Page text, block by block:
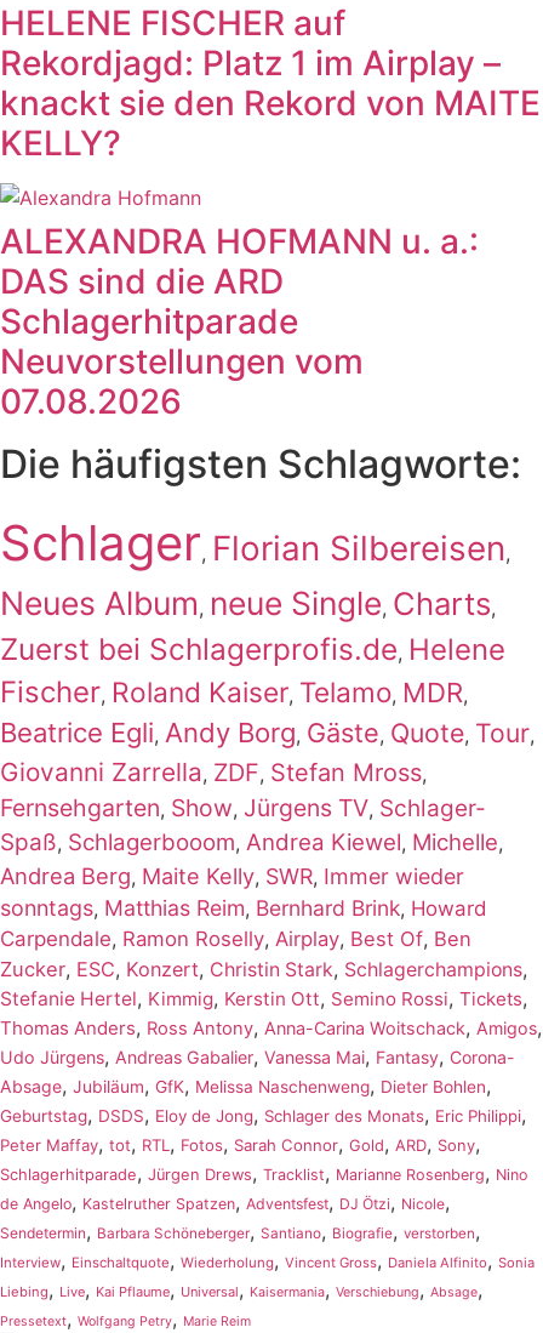
HELENE FISCHER auf
Rekordjagd: Platz 1 im Airplay –
knackt sie den Rekord von MAITE
KELLY?
ALEXANDRA HOFMANN u. a.:
DAS sind die ARD
Schlagerhitparade
Neuvorstellungen vom
07.08.2026
Die häufigsten Schlagworte:
Schlager, Florian Silbereisen,
Neues Album, neue Single, Charts,
Zuerst bei Schlagerprofis.de, Helene
Fischer, Roland Kaiser, Telamo, MDR,
Beatrice Egli, Andy Borg, Gäste, Quote, Tour,
Giovanni Zarrella, ZDF, Stefan Mross,
Fernsehgarten, Show, Jürgens TV, Schlager-
Spaß, Schlagerbooom, Andrea Kiewel, Michelle,
Andrea Berg, Maite Kelly, SWR, Immer wieder
sonntags, Matthias Reim, Bernhard Brink, Howard
Carpendale, Ramon Roselly, Airplay, Best Of, Ben
Zucker, ESC, Konzert, Christin Stark, Schlagerchampions,
Stefanie Hertel, Kimmig, Kerstin Ott, Semino Rossi, Tickets,
Thomas Anders, Ross Antony, Anna-Carina Woitschack, Amigos,
Udo Jürgens, Andreas Gabalier, Vanessa Mai, Fantasy, Corona-
Absage, Jubiläum, GfK, Melissa Naschenweng, Dieter Bohlen,
Geburtstag, DSDS, Eloy de Jong, Schlager des Monats, Eric Philippi,
Peter Maffay, tot, RTL , Fotos, Sarah Connor, Gold, ARD, Sony,
Schlagerhitparade, Jürgen Drews, Tracklist, Marianne Rosenberg, Nino
de Angelo, Kastelruther Spatzen, Adventsfest, DJ Ötzi, Nicole,
Sendetermin, Barbara Schöneberger, Santiano, Biografie, verstorben,
Interview, Einschaltquote, Wiederholung, Vincent Gross, Daniela Alfinito, Sonia
Liebing, Live, Kai Pflaume, Universal, Kaisermania, Verschiebung, Absage,
Pressetext, Wolfgang Petry, Marie Reim